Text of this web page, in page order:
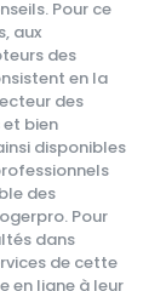
Pour ce
aux
des
en la
des
bien
disponibles
des
Pour
dans
de cette
en ligne à leur